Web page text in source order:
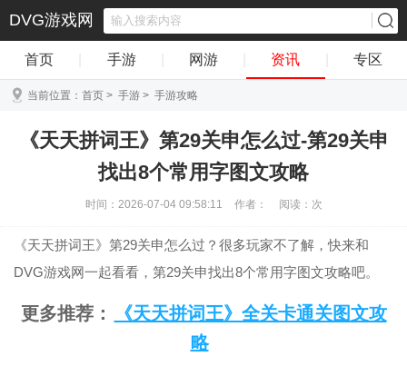
DVG游戏网
首页 手游 网游 资讯 专区
当前位置： 首页 > 手游 > 手游攻略
《天天拼词王》第29关申怎么过-第29关申
找出8个常用字图文攻略
时间：2026-07-04 09:58:11 作者： 阅读： 次
《天天拼词王》第29关申怎么过？很多玩家不了解，快来和
DVG游戏网一起看看，第29关申找出8个常用字图文攻略吧。
更多推荐：
《天天拼词王》全关卡通关图文攻
略